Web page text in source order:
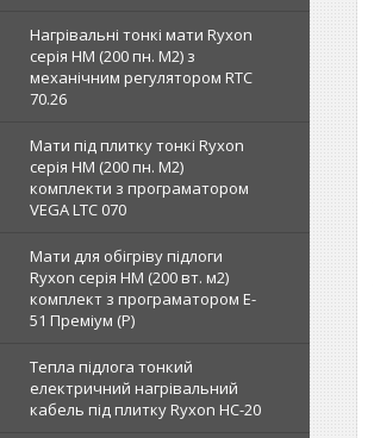
Нагрівальні тонкі мати Ryxon
серія НМ (200 пн. М2) з
механічним регулятором RTC
70.26
Мати під плитку тонкі Ryxon
серія НМ (200 пн. М2)
комплекти з програматором
VEGA LTC 070
Мати для обігріву підлоги
Ryxon серія НМ (200 вт. м2)
комплект з програматором E-
51 Преміум (Р)
Тепла підлога тонкий
електричний нагрівальний
кабель під плитку Ryxon HC-20